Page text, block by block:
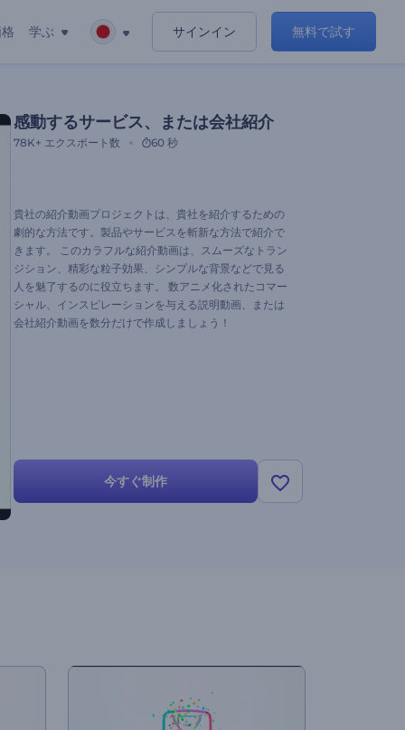
学ぶ サインイン 無料で試す
感動するサービス、または会社紹介
78K+ エクスポート数 60 秒
貴社の紹介動画プロジェクトは、貴社を紹介するための
劇的な方法です。製品やサービスを斬新な方法で紹介で
きます。 このカラフルな紹介動画は、スムーズなトラン
ジション、精彩な粒子効果、シンプルな背景などで見る
人を魅了するのに役立ちます。 数アニメ化されたコマー
シャル、インスピレーションを与える説明動画、または
会社紹介動画を数分だけで作成しましょう！
今すぐ制作